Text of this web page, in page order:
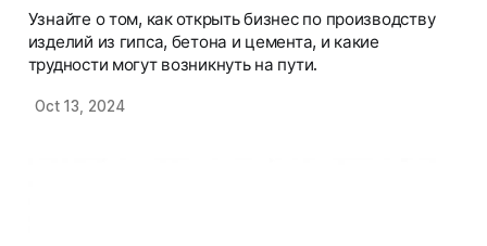
Узнайте о том, как открыть бизнес по производству
изделий из гипса, бетона и цемента, и какие
трудности могут возникнуть на пути.
Oct 13, 2024